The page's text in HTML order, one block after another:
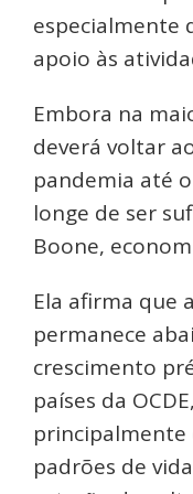
especialmente
apoio às
Embora na
deverá voltar
pandemia até
longe de ser
Boone,
Ela afirma que
permanece
crescimento
países da
principalmente
padrões de